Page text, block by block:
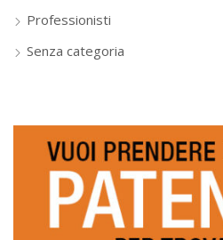
Professionisti
Senza categoria